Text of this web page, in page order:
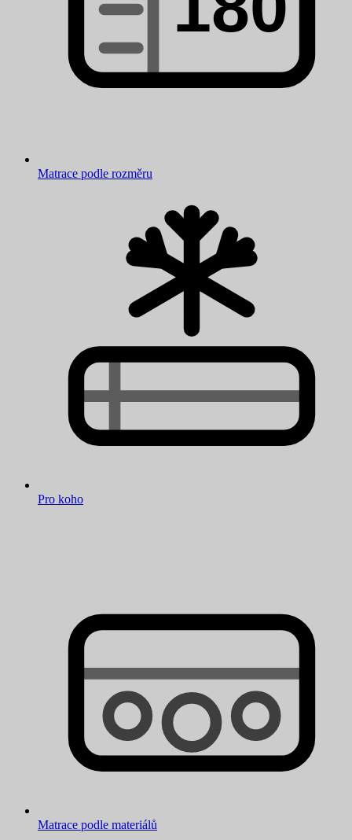
Matrace podle rozměru
Pro koho
Matrace podle materiálů